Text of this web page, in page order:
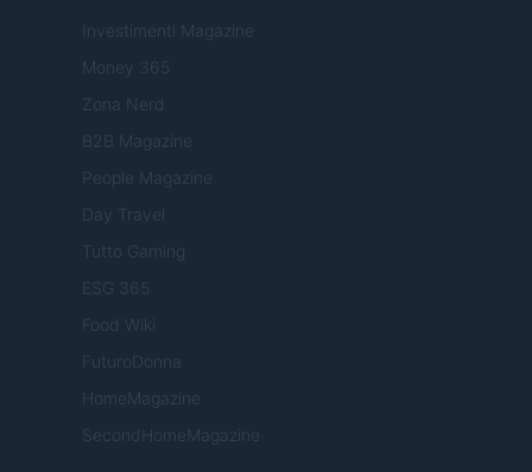
Investimenti Magazine
Money 365
Zona Nerd
B2B Magazine
People Magazine
Day Travel
Tutto Gaming
ESG 365
Food Wiki
FuturoDonna
HomeMagazine
SecondHomeMagazine